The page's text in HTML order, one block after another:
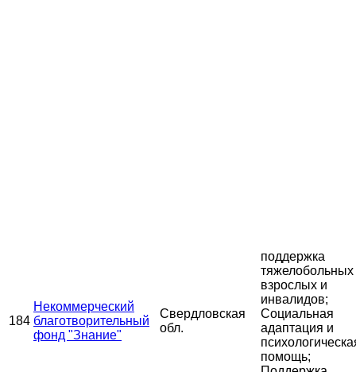
184
Некоммерческий
благотворительный
фонд "Знание"
Свердловская
обл.
поддержка
тяжелобольных
взрослых и
инвалидов;
Социальная
адаптация и
помощь;